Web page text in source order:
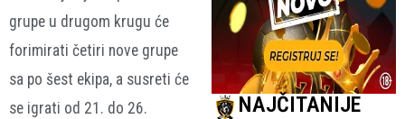
grupe u drugom krugu će
forimirati četiri nove grupe
sa po šest ekipa, a susreti će
se igrati od 21. do 26.
NAJČITANIJE